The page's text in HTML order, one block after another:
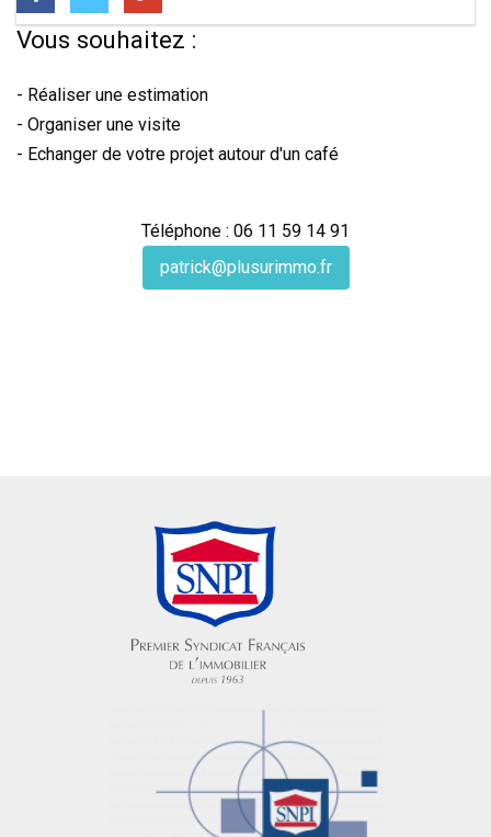
Vous souhaitez :
- Réaliser une estimation
- Organiser une visite
- Echanger de votre projet autour d'un café
Téléphone : 06 11 59 14 91
patrick@plusurimmo.fr